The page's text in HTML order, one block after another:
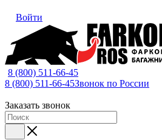
Войти
8 (800) 511-66-45
8 (800) 511-66-45Звонок по России
Заказать звонок